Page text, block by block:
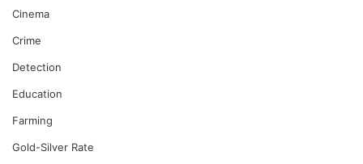
Cinema
Crime
Detection
Education
Farming
Gold-Silver Rate